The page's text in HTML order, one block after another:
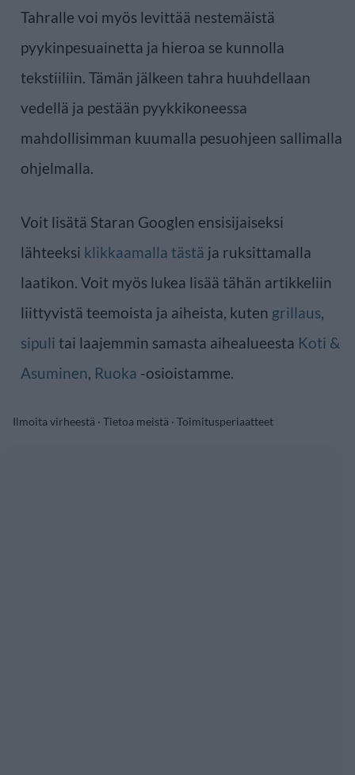
Tahralle voi myös levittää nestemäistä
pyykinpesuainetta ja hieroa se kunnolla
tekstiiliin. Tämän jälkeen tahra huuhdellaan
vedellä ja pestään pyykkikoneessa
mahdollisimman kuumalla pesuohjeen sallimalla
ohjelmalla.
Voit lisätä Staran Googlen ensisijaiseksi
lähteeksi klikkaamalla tästä ja ruksittamalla
laatikon. Voit myös lukea lisää tähän artikkeliin
liittyvistä teemoista ja aiheista, kuten grillaus,
sipuli tai laajemmin samasta aihealueesta Koti &
Asuminen, Ruoka -osioistamme.
Ilmoita virheestä · Tietoa meistä · Toimitusperiaatteet